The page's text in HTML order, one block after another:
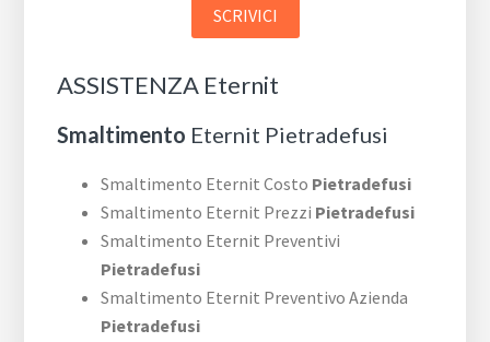
SCRIVICI
ASSISTENZA Eternit
Smaltimento Eternit Pietradefusi
Smaltimento Eternit Costo Pietradefusi
Smaltimento Eternit Prezzi Pietradefusi
Smaltimento Eternit Preventivi
Pietradefusi
Smaltimento Eternit Preventivo Azienda
Pietradefusi